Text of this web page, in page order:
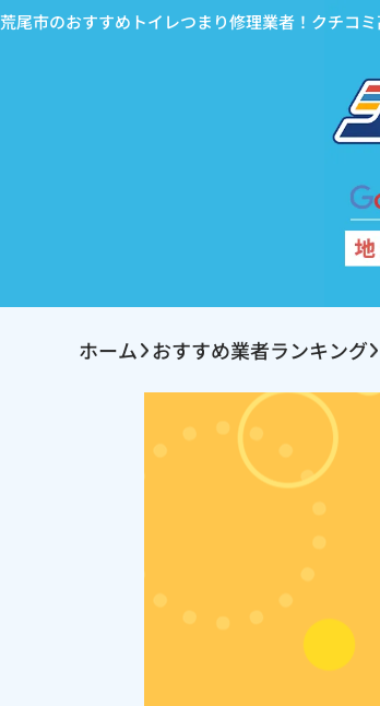
荒尾市のおすすめトイレつまり修理業者！クチコ
ホーム おすすめ業者ランキング